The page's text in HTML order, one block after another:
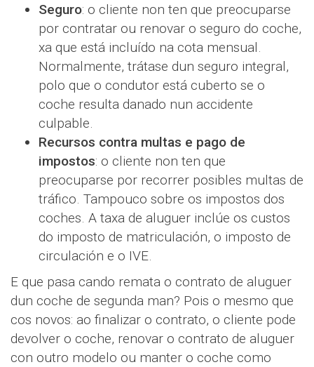
Seguro: o cliente non ten que preocuparse
por contratar ou renovar o seguro do coche,
xa que está incluído na cota mensual.
Normalmente, trátase dun seguro integral,
polo que o condutor está cuberto se o
coche resulta danado nun accidente
culpable.
Recursos contra multas e pago de
impostos: o cliente non ten que
preocuparse por recorrer posibles multas de
tráfico. Tampouco sobre os impostos dos
coches. A taxa de aluguer inclúe os custos
do imposto de matriculación, o imposto de
circulación e o IVE.
E que pasa cando remata o contrato de aluguer
dun coche de segunda man? Pois o mesmo que
cos novos: ao finalizar o contrato, o cliente pode
devolver o coche, renovar o contrato de aluguer
con outro modelo ou manter o coche como